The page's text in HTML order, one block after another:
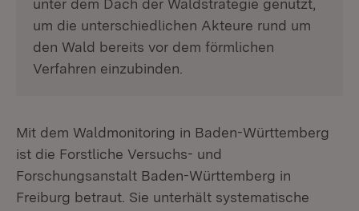
unter dem Dach der Waldstrategie genutzt,
um die unterschiedlichen Akteure rund um
den Wald bereits vor dem förmlichen
Verfahren einzubinden.
Mit dem Waldmonitoring in Baden-Württemberg
ist die Forstliche Versuchs- und
Forschungsanstalt Baden-Württemberg in
Freiburg betraut. Sie unterhält systematische